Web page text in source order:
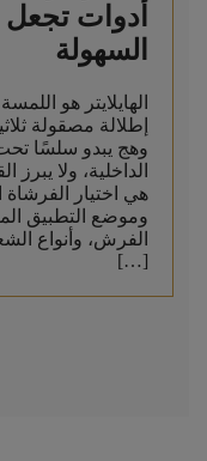
أدوات تجعل
السهولة
الهايلايتر هو
إطلالة مصقولة
وهج يبدو سلسًا
الداخلية، ولا يبرز
هي اختيار
وموضع التطبيق
الفرش، وأنواع
[…]